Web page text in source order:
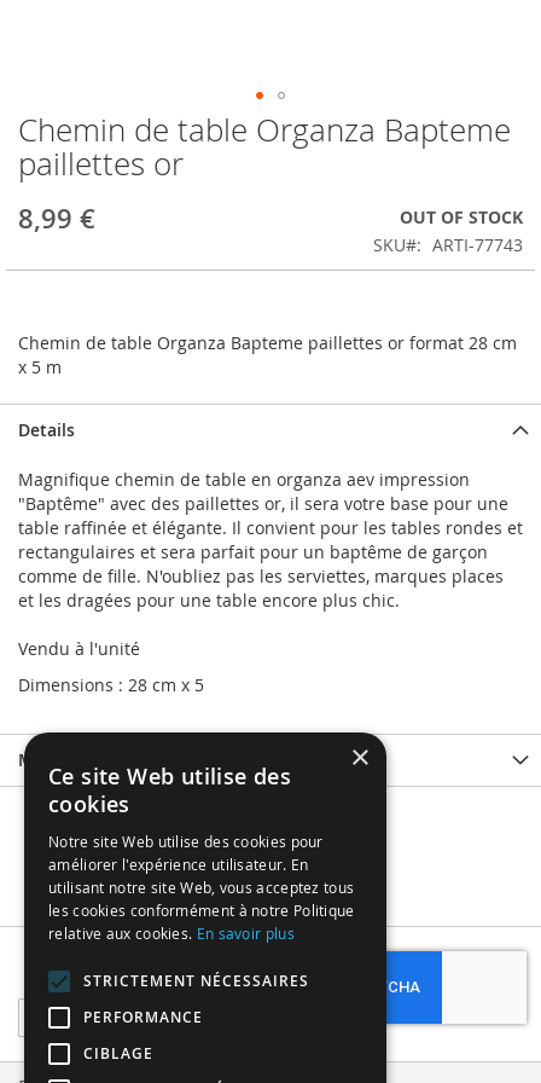
Skip
to
the
of
images
Chemin de table Organza Bapteme
paillettes or
8,99 €
OUT OF STOCK
SKU
ARTI-77743
Chemin de table Organza Bapteme paillettes or format 28 cm
x 5 m
Details
Magnifique chemin de table en organza aev impression
"Baptême" avec des paillettes or, il sera votre base pour une
table raffinée et élégante. Il convient pour les tables rondes et
rectangulaires et sera parfait pour un baptême de garçon
comme de fille. N'oubliez pas les serviettes, marques places
et les dragées pour une table encore plus chic.
Vendu à l'unité
Dimensions : 28 cm x 5
More Information
Sign
Up
for
Subscribe
×
Ce site Web utilise des
cookies
Notre site Web utilise des cookies pour
améliorer l'expérience utilisateur. En
utilisant notre site Web, vous acceptez tous
les cookies conformément à notre Politique
relative aux cookies. En savoir plus
STRICTEMENT NÉCESSAIRES
PERFORMANCE
CIBLAGE